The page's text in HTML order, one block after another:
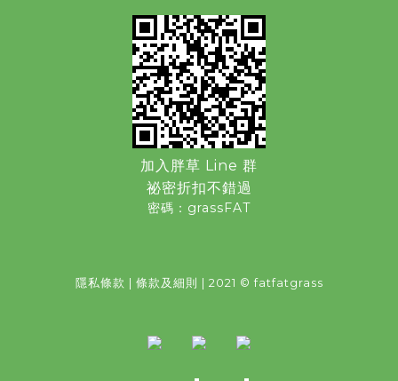
加入胖草 Line 群
祕密折扣不錯過
密碼：grassFAT
隱私條款 | 條款及細則 | 2021 © fatfatgrass